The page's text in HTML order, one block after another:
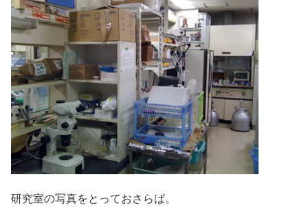
研究室の写真をとっておさらば。